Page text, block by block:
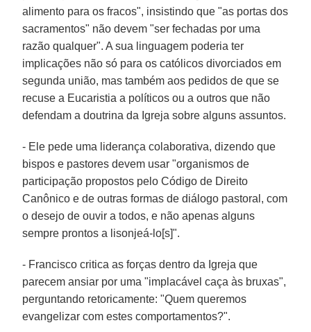
alimento para os fracos", insistindo que "as portas dos
sacramentos" não devem "ser fechadas por uma
razão qualquer". A sua linguagem poderia ter
implicações não só para os católicos divorciados em
segunda união, mas também aos pedidos de que se
recuse a Eucaristia a políticos ou a outros que não
defendam a doutrina da Igreja sobre alguns assuntos.
- Ele pede uma liderança colaborativa, dizendo que
bispos e pastores devem usar "organismos de
participação propostos pelo Código de Direito
Canônico e de outras formas de diálogo pastoral, com
o desejo de ouvir a todos, e não apenas alguns
sempre prontos a lisonjeá-lo[s]".
- Francisco critica as forças dentro da Igreja que
parecem ansiar por uma "implacável caça às bruxas",
perguntando retoricamente: "Quem queremos
evangelizar com estes comportamentos?".